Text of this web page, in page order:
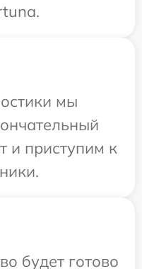
мы
и приступим к
будет готово